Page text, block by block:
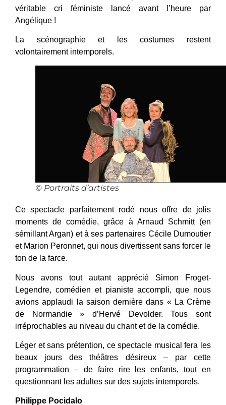
véritable cri féministe lancé avant l’heure par
Angélique !
La scénographie et les costumes restent
volontairement intemporels.
© Portraits d’artistes
Ce spectacle parfaitement rodé nous offre de jolis
moments de comédie, grâce à Arnaud Schmitt (en
sémillant Argan) et à ses partenaires Cécile Dumoutier
et Marion Peronnet, qui nous divertissent sans forcer le
ton de la farce.
Nous avons tout autant apprécié Simon Froget-
Legendre, comédien et pianiste accompli, que nous
avions applaudi la saison dernière dans « La Crème
de Normandie » d’Hervé Devolder. Tous sont
irréprochables au niveau du chant et de la comédie.
Léger et sans prétention, ce spectacle musical fera les
beaux jours des théâtres désireux – par cette
programmation – de faire rire les enfants, tout en
questionnant les adultes sur des sujets intemporels.
Philippe Pocidalo